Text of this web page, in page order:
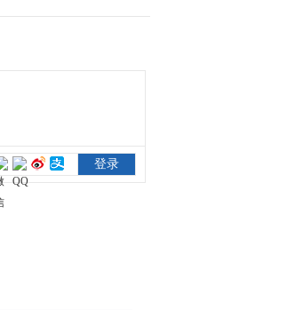
2011-03-19 04:11:55
非洲十年之厄立特里亚
第10集 哈马都的幸福生